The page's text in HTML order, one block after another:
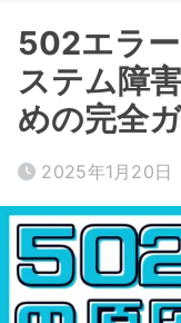
502エラ
ステム障
めの完全
2025年1月20日